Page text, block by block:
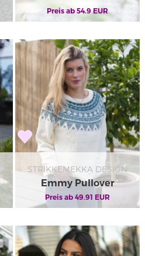
Preis ab 54.9EUR
STRIKKEMEKKA DESIGN
Emmy Pullover
Preis ab 49.91 EUR